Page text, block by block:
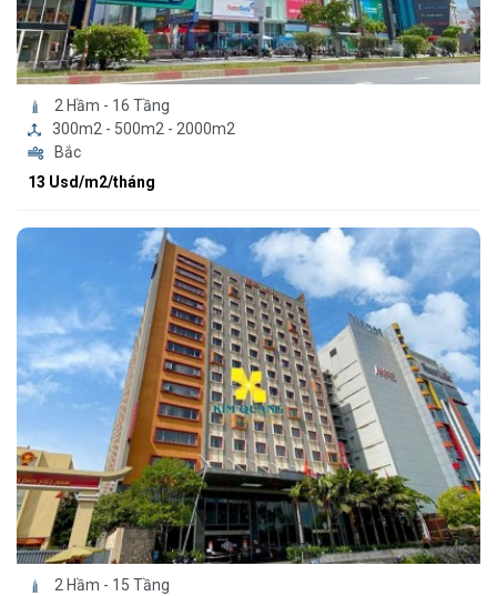
2 Hầm - 16 Tầng
300m2 - 500m2 - 2000m2
Bắc
13 Usd/m2/tháng
2 Hầm - 15 Tầng